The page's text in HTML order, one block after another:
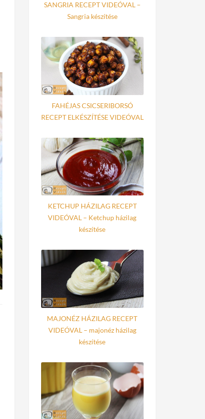
SANGRIA RECEPT VIDEÓVAL –
Sangria készítése
FAHÉJAS CSICSERIBORSÓ
RECEPT ELKÉSZÍTÉSE VIDEÓVAL
KETCHUP HÁZILAG RECEPT
VIDEÓVAL – Ketchup házilag
készítése
MAJONÉZ HÁZILAG RECEPT
VIDEÓVAL – majonéz házilag
készítése